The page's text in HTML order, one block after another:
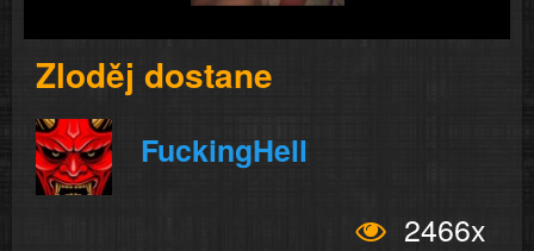
Zloděj dostane
FuckingHell
2466x